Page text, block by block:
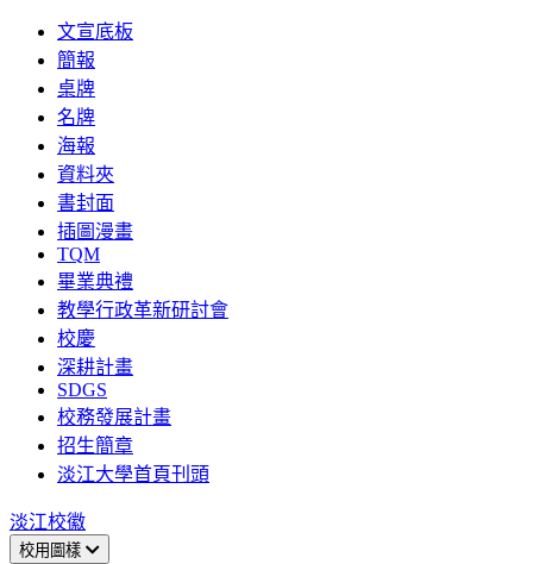
文宣底板
簡報
桌牌
名牌
海報
資料夾
書封面
插圖漫畫
TQM
畢業典禮
教學行政革新研討會
校慶
深耕計畫
SDGS
校務發展計畫
招生簡章
淡江大學首頁刊頭
淡江校徽
校用圖樣